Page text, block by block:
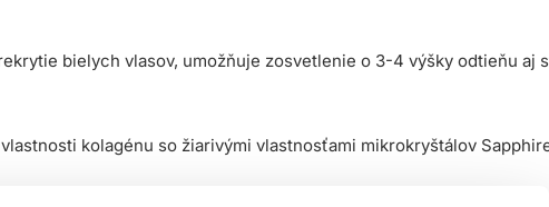
bielych vlasov, umožňuje zosvetlenie o 3-4 výšky odtieňu aj
kolagénu so žiarivými vlastnosťami mikrokryštálov